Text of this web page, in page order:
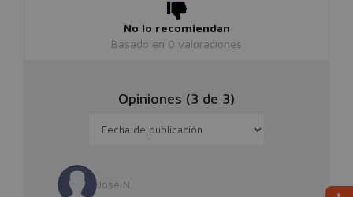
No lo recomiendan
Basado en 0 valoraciones
Opiniones (3 de 3)
Jose N